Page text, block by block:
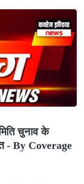
चुनाव के
- By Coverage